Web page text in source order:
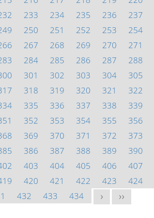
233 234 235 236 237
250 251 252 253 254
267 268 269 270 271
284 285 286 287 288
301 302 303 304 305
318 319 320 321 322
335 336 337 338 339
352 353 354 355 356
369 370 371 372 373
386 387 388 389 390
403 404 405 406 407
420 421 422 423 424
432 433 434 > >>